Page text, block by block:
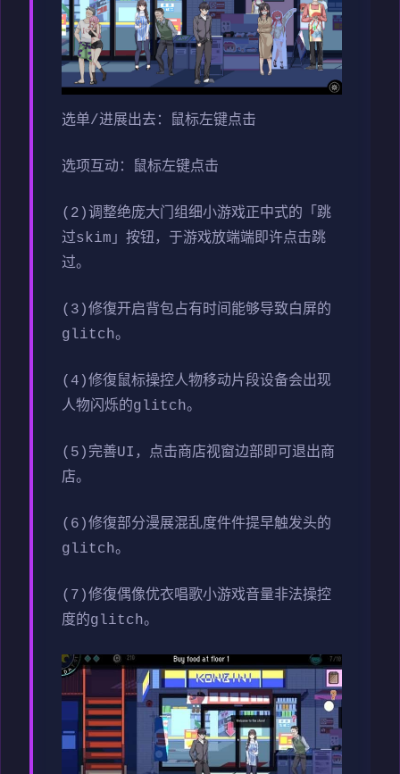
选单/进展出去：鼠标左键点击
选项互动：鼠标左键点击
(2)调整绝庞大门组细小游戏正中式的「跳
过skim」按钮，于游戏放端端即许点击跳
过。
(3)修復开启背包占有时间能够导致白屏的
glitch。
(4)修復鼠标操控人物移动片段设备会出现
人物闪烁的glitch。
(5)完善UI，点击商店视窗边部即可退出商
店。
(6)修復部分漫展混乱度件件提早触发头的
glitch。
(7)修復偶像优衣唱歌小游戏音量非法操控
度的glitch。